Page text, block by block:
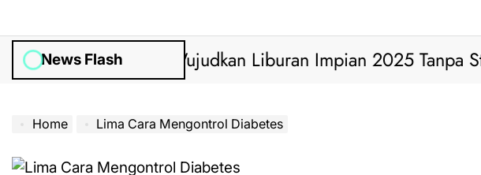
News Flash
Lengkap Wujudkan Liburan Impian 2025 Tanpa Streson
Home Lima Cara Mengontrol Diabetes